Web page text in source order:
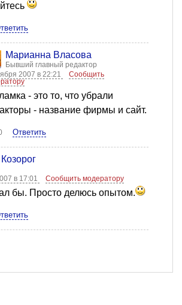
Марианна Власова
Бывший главный редактор
2007 в 22:21
Сообщить
- это то, что убрали
- название фирмы и сайт.
Ответить
в 17:01
Сообщить модератору
бы. Просто делюсь опытом.